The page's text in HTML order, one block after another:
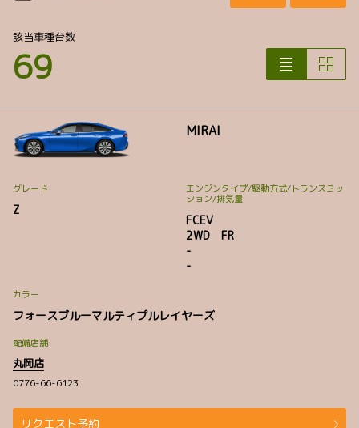
該当車種台数
69
MIRAI
グレード
Z
エンジンタイプ/駆動方式/トランスミッ
ション/排気量
FCEV
2WD FR
-
-
カラー
フォースブルーマルティプルレイヤーズ
配備店舗
丸岡店
0776-66-6123
リクエスト予約